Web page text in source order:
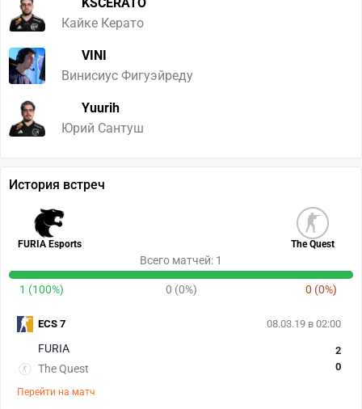
Кайке Керато
VINI
Винисиус Фигуэйреду
Yuurih
Юрий Сантуш
История встреч
FURIA Esports The Quest
Всего матчей: 1
1 (100%) 0 (0%) 0 (0%)
08.03.19 в 02:00
FURIA
The Quest
2
0
Перейти на матч
ECS 7